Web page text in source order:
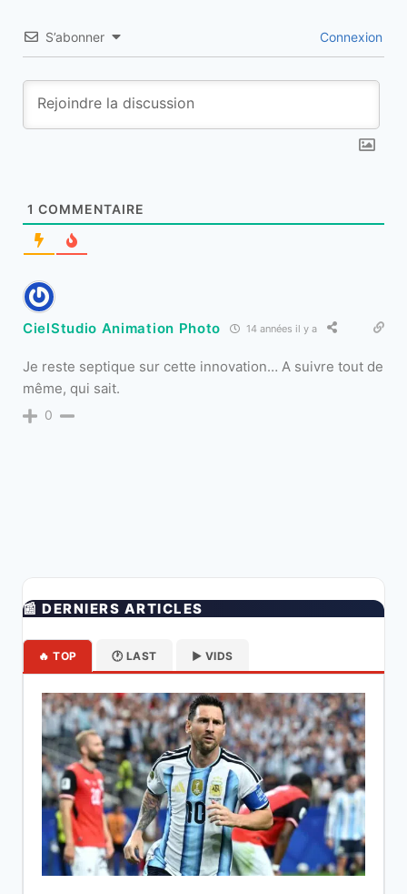
S’abonner Connexion
1 COMMENTAIRE
CielStudio Animation Photo 14 années il y a
Je reste septique sur cette innovation… A suivre tout de
même, qui sait.
0
📰 DERNIERS ARTICLES
🔥 TOP 🕐 LAST ▶️ VIDS